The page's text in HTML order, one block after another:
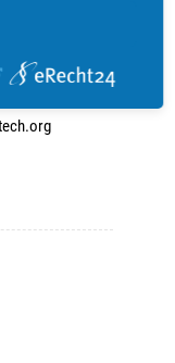
BMWK gefördert,